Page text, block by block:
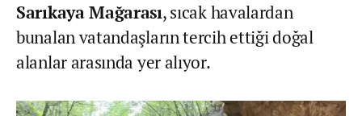
Sarıkaya Mağarası, sıcak havalardan
bunalan vatandaşların tercih ettiği doğal
alanlar arasında yer alıyor.